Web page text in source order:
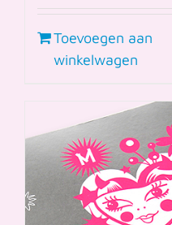
Toevoegen aan
winkelwagen